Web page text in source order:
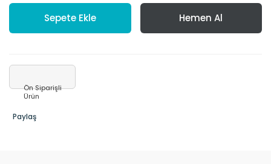
Sepete Ekle Hemen Al
Ön Siparişli
Ürün
Paylaş